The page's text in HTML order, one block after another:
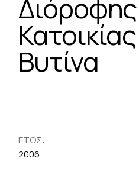
Διόροφης
Βυτίνα
ΕΤΟΣ:
2006